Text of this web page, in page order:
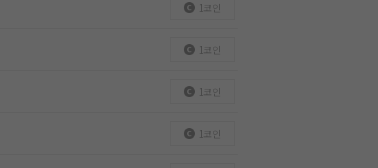
1코인
1코인
1코인
1코인